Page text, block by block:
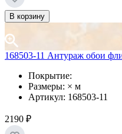
В корзину
168503-11 Антураж обои
Покрытие:
Размеры: × м
Артикул: 168503-11
2190 ₽